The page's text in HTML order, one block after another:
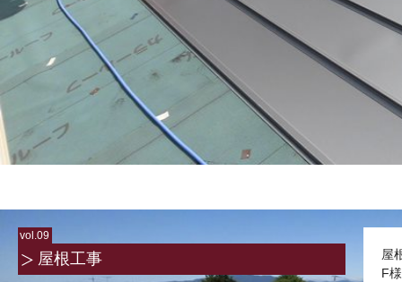
vol.09
屋根工事
屋
F